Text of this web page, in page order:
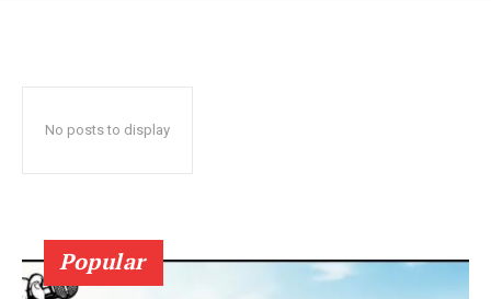
No posts to display
Popular